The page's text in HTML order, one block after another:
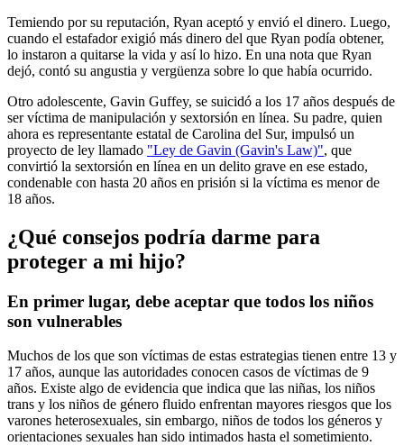
Temiendo por su reputación, Ryan aceptó y envió el dinero. Luego,
cuando el estafador exigió más dinero del que Ryan podía obtener,
lo instaron a quitarse la vida y así lo hizo. En una nota que Ryan
dejó, contó su angustia y vergüenza sobre lo que había ocurrido.
Otro adolescente, Gavin Guffey, se suicidó a los 17 años después de
ser víctima de manipulación y sextorsión en línea. Su padre, quien
ahora es representante estatal de Carolina del Sur, impulsó un
proyecto de ley llamado "Ley de Gavin (Gavin's Law)", que
convirtió la sextorsión en línea en un delito grave en ese estado,
condenable con hasta 20 años en prisión si la víctima es menor de
18 años.
¿Qué consejos podría darme para
proteger a mi hijo?
En primer lugar, debe aceptar que todos los niños
son vulnerables
Muchos de los que son víctimas de estas estrategias tienen entre 13 y
17 años, aunque las autoridades conocen casos de víctimas de 9
años. Existe algo de evidencia que indica que las niñas, los niños
trans y los niños de género fluido enfrentan mayores riesgos que los
varones heterosexuales, sin embargo, niños de todos los géneros y
orientaciones sexuales han sido intimados hasta el sometimiento.